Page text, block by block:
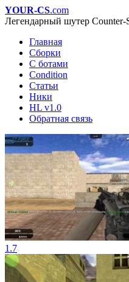
YOUR-CS.com
Легендарный шутер Counter-
Главная
Сборки
С ботами
Condition
Статьи
Ники
HL v1.0
Обратная связь
1.7